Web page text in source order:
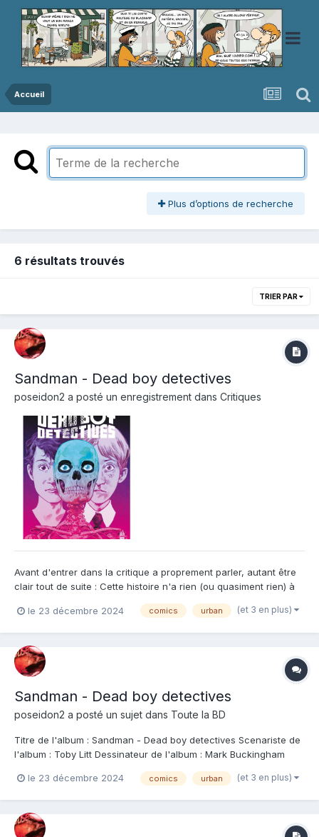
Accueil
Plus d’options de recherche
6 résultats trouvés
TRIER PAR
Sandman - Dead boy detectives
poseidon2 a posté un enregistrement dans Critiques
Avant d'entrer dans la critique a proprement parler, autant être
clair tout de suite : Cette histoire n'a rien (ou quasiment rien) à
Gaiman non plus. Un léger soupçon de "Death" et des
le 23 décembre 2024 comics urban (et 3 en plus)
Sandman - Dead boy detectives
poseidon2 a posté un sujet dans Toute la BD
Titre de l'album : Sandman - Dead boy detectives Scenariste de
l'album : Toby Litt Dessinateur de l'album : Mark Buckingham
Note : Résumé de l'album : Edwin Paine et Charles Roland ont
le 23 décembre 2024 comics urban (et 3 en plus)